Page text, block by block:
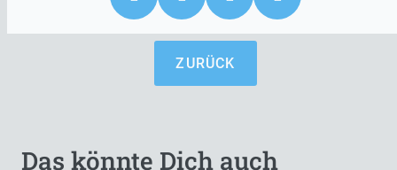
ZURÜCK
Das könnte Dich auch